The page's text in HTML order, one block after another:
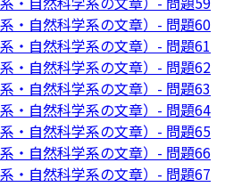
・自然科学系の文章）- 問題60
・自然科学系の文章）- 問題61
・自然科学系の文章）- 問題62
・自然科学系の文章）- 問題63
・自然科学系の文章）- 問題64
・自然科学系の文章）- 問題65
・自然科学系の文章）- 問題66
・自然科学系の文章）- 問題67